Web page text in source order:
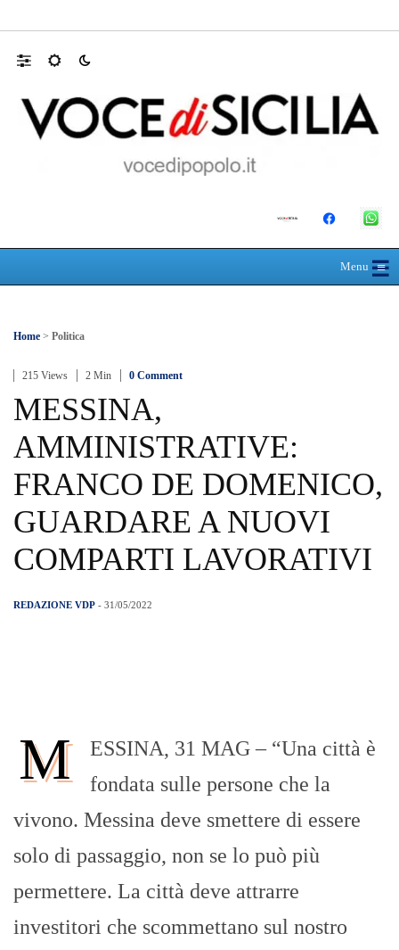
Menu≡
☰
Home > Politica
215 Views 2 Min 0 Comment
MESSINA,
AMMINISTRATIVE:
FRANCO DE DOMENICO,
GUARDARE A NUOVI
COMPARTI LAVORATIVI
REDAZIONE VDP - 31/05/2022
M
ESSINA, 31 MAG – “Una città è
fondata sulle persone che la
vivono. Messina deve smettere di essere
solo di passaggio, non se lo può più
permettere. La città deve attrarre
investitori che scommettano sul nostro